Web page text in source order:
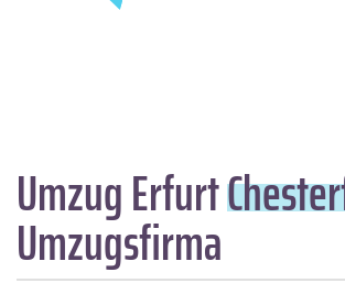
Umzug Erfurt
Umzugsfirma